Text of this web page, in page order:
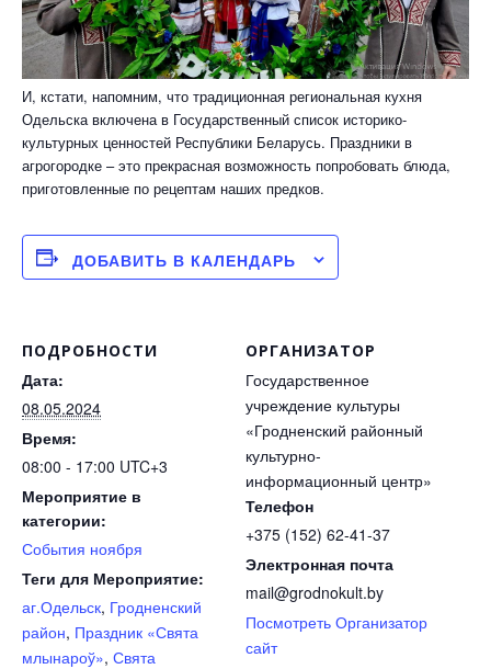
И, кстати, напомним, что традиционная региональная кухня
Одельска включена в Государственный список историко-
культурных ценностей Республики Беларусь. Праздники в
агрогородке – это прекрасная возможность попробовать блюда,
приготовленные по рецептам наших предков.
ДОБАВИТЬ В КАЛЕНДАРЬ
ПОДРОБНОСТИ
Дата:
08.05.2024
Время:
08:00 - 17:00 UTC+3
Мероприятие в
категории:
События ноября
Теги для Мероприятие:
аг.Одельск, Гродненский
район, Праздник «Свята
млынароў», Свята
ОРГАНИЗАТОР
Государственное
учреждение культуры
«Гродненский районный
культурно-
информационный центр»
Телефон
+375 (152) 62-41-37
Электронная почта
mail@grodnokult.by
Посмотреть Организатор
сайт